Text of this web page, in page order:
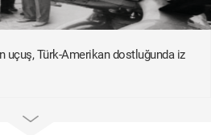
uçuş, Türk-Amerikan dostluğunda iz